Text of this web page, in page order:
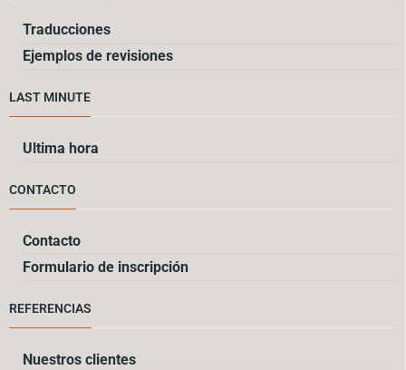
Traducciones
Ejemplos de revisiones
LAST MINUTE
Ultima hora
CONTACTO
Contacto
Formulario de inscripción
REFERENCIAS
Nuestros clientes